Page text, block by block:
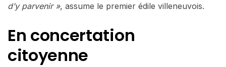
d’y parvenir », assume le premier édile villeneuvois.
En concertation
citoyenne